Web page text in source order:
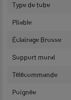
Type de tube
Pliable
Éclairage Brosse
Support mural
Télécommande
Poignée